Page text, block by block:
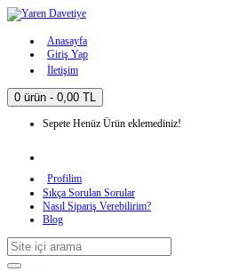
Anasayfa
Giriş Yap
İletişim
0 ürün - 0,00 TL
Sepete Henüz Ürün eklemediniz!
Profilim
Sıkça Sorulan Sorular
Nasıl Sipariş Verebilirim?
Blog